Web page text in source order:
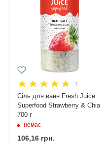
1
Сіль для ванн Fresh Juice
Superfood Strawberry & Chia
700 г
немає
106,16 грн.